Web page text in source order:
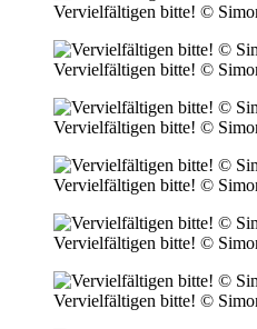
Vervielfältigen bitte! ©
Vervielfältigen bitte! ©
Vervielfältigen bitte! ©
Vervielfältigen bitte! ©
Vervielfältigen bitte! ©
Vervielfältigen bitte! ©